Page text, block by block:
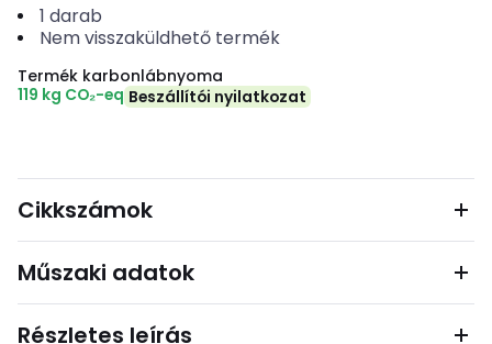
1 darab
Nem visszaküldhető termék
Termék karbonlábnyoma
119 kg CO₂-eq Beszállítói nyilatkozat
Cikkszámok
Műszaki adatok
Részletes leírás